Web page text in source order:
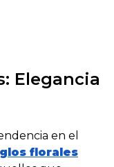
Elegancia
en el
florales